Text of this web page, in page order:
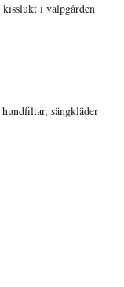
i valpgården
sängkläder